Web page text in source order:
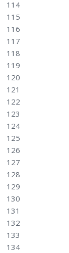
114
115
116
117
118
119
120
121
122
123
124
125
126
127
128
129
130
131
132
133
134